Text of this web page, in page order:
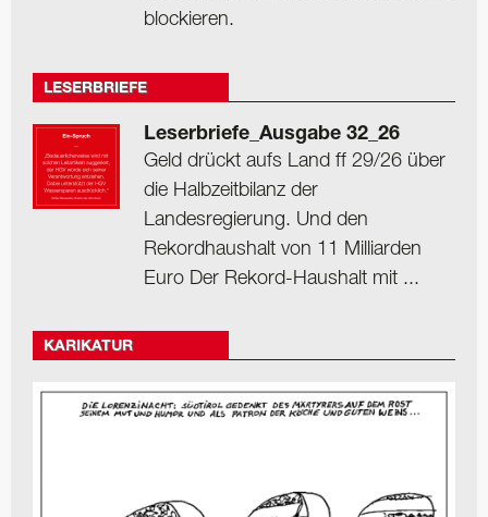
blockieren.
LESERBRIEFE
Leserbriefe_Ausgabe 32_26
Geld drückt aufs Land ff 29/26 über
die Halbzeitbilanz der
Landesregierung. Und den
Rekordhaushalt von 11 Milliarden
Euro Der Rekord-Haushalt mit ...
KARIKATUR